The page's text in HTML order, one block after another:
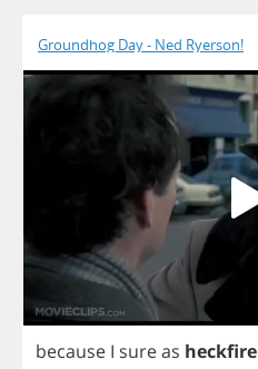
Groundhog Day - Ned Ryerson!
because I sureas heckfire